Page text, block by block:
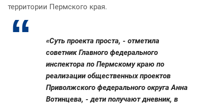
территории Пермского края.
«Суть проекта проста, - отметила
советник Главного федерального
инспектора по Пермскому краю по
реализации общественных проектов
Приволжского федерального округа Анна
Вотинцева, - дети получают дневник, в